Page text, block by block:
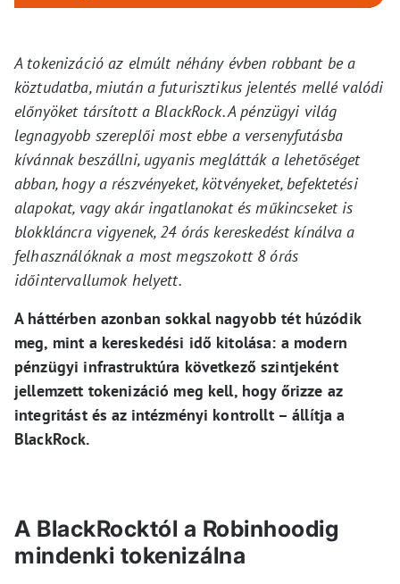
A tokenizáció az elmúlt néhány évben robbant be a
köztudatba, miután a futurisztikus jelentés mellé valódi
előnyöket társított a BlackRock. A pénzügyi világ
legnagyobb szereplői most ebbe a versenyfutásba
kívánnak beszállni, ugyanis meglátták a lehetőséget
abban, hogy a részvényeket, kötvényeket, befektetési
alapokat, vagy akár ingatlanokat és műkincseket is
blokkláncra vigyenek, 24 órás kereskedést kínálva a
felhasználóknak a most megszokott 8 órás
időintervallumok helyett.
A háttérben azonban sokkal nagyobb tét húzódik
meg, mint a kereskedési idő kitolása: a modern
pénzügyi infrastruktúra következő szintjeként
jellemzett tokenizáció meg kell, hogy őrizze az
integritást és az intézményi kontrollt – állítja a
BlackRock.
A BlackRocktól a Robinhoodig
mindenki tokenizálna